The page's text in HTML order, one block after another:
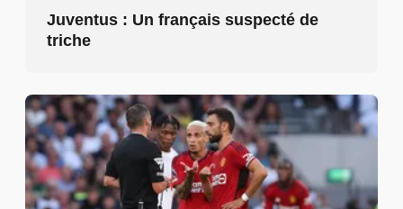
Juventus : Un français suspecté de
triche